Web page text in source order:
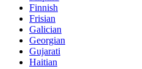
Finnish
Frisian
Galician
Georgian
Gujarati
Haitian